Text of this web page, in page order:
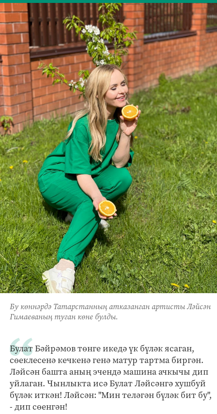
Бу көннәрдә Татарстанның атказанган артисты Ләйсән
Гимаеваның туган көне булды.
Булат Бәйрәмов төнге икедә үк бүләк ясаган,
сөеклесенә кечкенә генә матур тартма биргән.
Ләйсән башта аның эчендә машина ачкычы дип
уйлаган. Чынлыкта исә Булат Ләйсәнгә хушбуй
бүләк иткән! Ләйсән: "Мин теләгән бүләк бит бу",
- дип сөенгән!